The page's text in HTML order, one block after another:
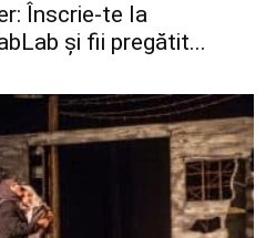
Înscrie-te la
și fii pregătit...